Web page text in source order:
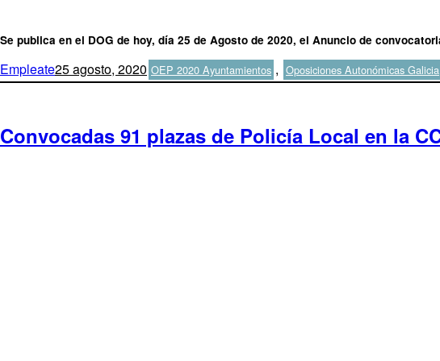
Se publica en el DOG de hoy, día 25 de Agosto de 2020, el Anuncio de
Autor
EmpleatePublicado
el
25 agosto, 2020 Categorías
OEP 2020 Ayuntamientos , Oposiciones Autonómicas Galicia
Convocadas 91 plazas de Policía Local en la